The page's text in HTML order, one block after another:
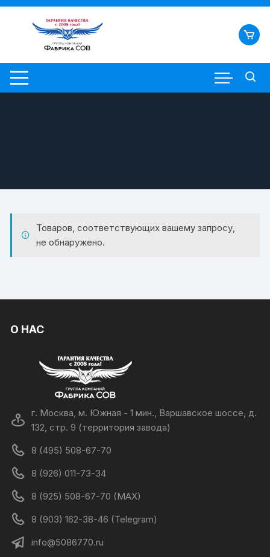
Перейти
содержимому
Товаров, соответствующих вашему запросу,
не обнаружено.
О НАС
г. Москва, м. Южная - 1 мин., Варшавское шоссе, д.
132, стр. 9 (территория завода)
8 (495) 508-67-70
8 (926) 011-73-34
8 (925) 508-67-70 (MAX)
8 (903) 162-38-46 (Telegram)
info@5086770.ru